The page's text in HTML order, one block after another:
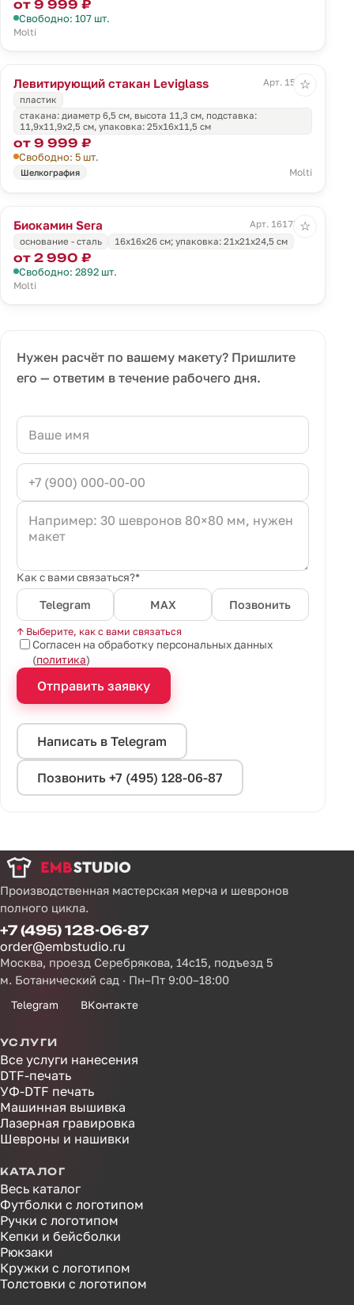
от 9 999 ₽
Свободно: 107 шт.
Molti
Левитирующий стакан Leviglass
Арт. 15532
пластик
стакана: диаметр 6,5 см, высота 11,3 см, подставка:
11,9x11,9x2,5 см, упаковка: 25х16х11,5 см
от 9 999 ₽
Свободно: 5 шт.
Шелкография Molti
☆
Биокамин Sera
Арт. 16177.30
основание - сталь
16x16x26 см; упаковка: 21x21x24,5 см
от 2 990 ₽
Свободно: 2892 шт.
Molti
☆
Нужен расчёт по вашему макету? Пришлите
его — ответим в течение рабочего дня.
Как с вами связаться?*
Telegram MAX Позвонить
↑ Выберите, как с вами связаться
Согласен на обработку персональных данных
(политика)
Отправить заявку
Написать в Telegram
Позвонить +7 (495) 128-06-87
Производственная мастерская мерча и шевронов
полного цикла.
+7 (495) 128-06-87
order@embstudio.ru
Москва, проезд Серебрякова, 14с15, подъезд 5
м. Ботанический сад · Пн–Пт 9:00–18:00
Telegram ВКонтакте
УСЛУГИ
Все услуги нанесения
DTF-печать
УФ-DTF печать
Машинная вышивка
Лазерная гравировка
Шевроны и нашивки
КАТАЛОГ
Весь каталог
Футболки с логотипом
Ручки с логотипом
Кепки и бейсболки
Рюкзаки
Кружки с логотипом
Толстовки с логотипом